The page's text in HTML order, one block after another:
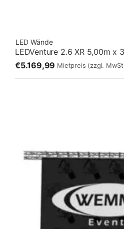
LED Wände
€5.169,99 Mietpreis (zzgl.